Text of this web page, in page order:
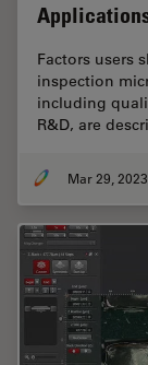
Factors users
inspection
including
R&D, are
Mar 29, 2023